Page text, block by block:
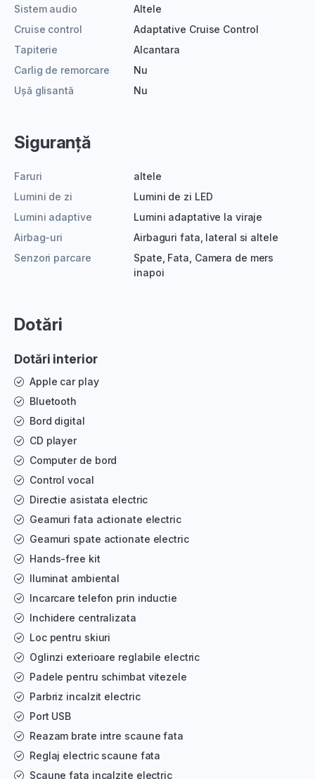
Sistem audio
Altele
Cruise control
Adaptative Cruise Control
Tapiterie
Alcantara
Carlig de remorcare
Nu
Ușă glisantă
Nu
Siguranță
Faruri
altele
Lumini de zi
Lumini de zi LED
Lumini adaptive
Lumini adaptative la viraje
Airbag-uri
Airbaguri fata, lateral si altele
Senzori parcare
Spate, Fata, Camera de mers
inapoi
Dotări
Dotări interior
Apple car play
Bluetooth
Bord digital
CD player
Computer de bord
Control vocal
Directie asistata electric
Geamuri fata actionate electric
Geamuri spate actionate electric
Hands-free kit
Iluminat ambiental
Incarcare telefon prin inductie
Inchidere centralizata
Loc pentru skiuri
Oglinzi exterioare reglabile electric
Padele pentru schimbat vitezele
Parbriz incalzit electric
Port USB
Reazam brate intre scaune fata
Reglaj electric scaune fata
Scaune fata incalzite electric